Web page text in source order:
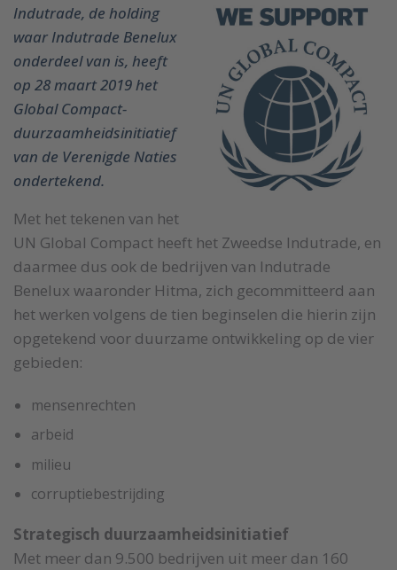
Indutrade, de holding
waar Indutrade Benelux
onderdeel van is, heeft
op 28 maart 2019 het
Global Compact-
duurzaamheidsinitiatief
van de Verenigde Naties
ondertekend.
Met het tekenen van het
UN Global Compact heeft het Zweedse Indutrade, en
daarmee dus ook de bedrijven van Indutrade
Benelux waaronder Hitma, zich gecommitteerd aan
het werken volgens de tien beginselen die hierin zijn
opgetekend voor duurzame ontwikkeling op de vier
gebieden:
mensenrechten
arbeid
milieu
corruptiebestrijding
Strategisch duurzaamheidsinitiatief
Met meer dan 9.500 bedrijven uit meer dan 160